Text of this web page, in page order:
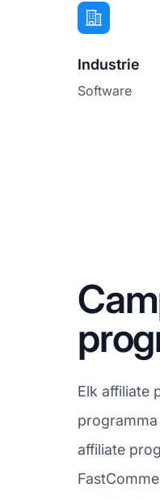
Industrie
Software
Elk affiliate
affiliate